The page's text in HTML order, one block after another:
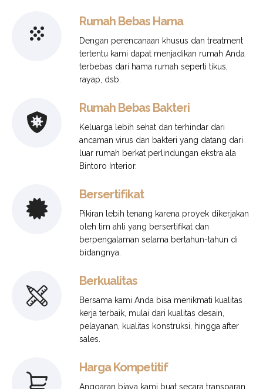
Rumah Bebas Hama
Dengan perencanaan khusus dan treatment
tertentu kami dapat menjadikan rumah Anda
terbebas dari hama rumah seperti tikus,
rayap, dsb.
Rumah Bebas Bakteri
Keluarga lebih sehat dan terhindar dari
ancaman virus dan bakteri yang datang dari
luar rumah berkat perlindungan ekstra ala
Bintoro Interior.
Bersertifikat
Pikiran lebih tenang karena proyek dikerjakan
oleh tim ahli yang bersertifikat dan
berpengalaman selama bertahun-tahun di
bidangnya.
Berkualitas
Bersama kami Anda bisa menikmati kualitas
kerja terbaik, mulai dari kualitas desain,
pelayanan, kualitas konstruksi, hingga after
sales.
Harga Kompetitif
Anggaran biaya kami buat secara transparan